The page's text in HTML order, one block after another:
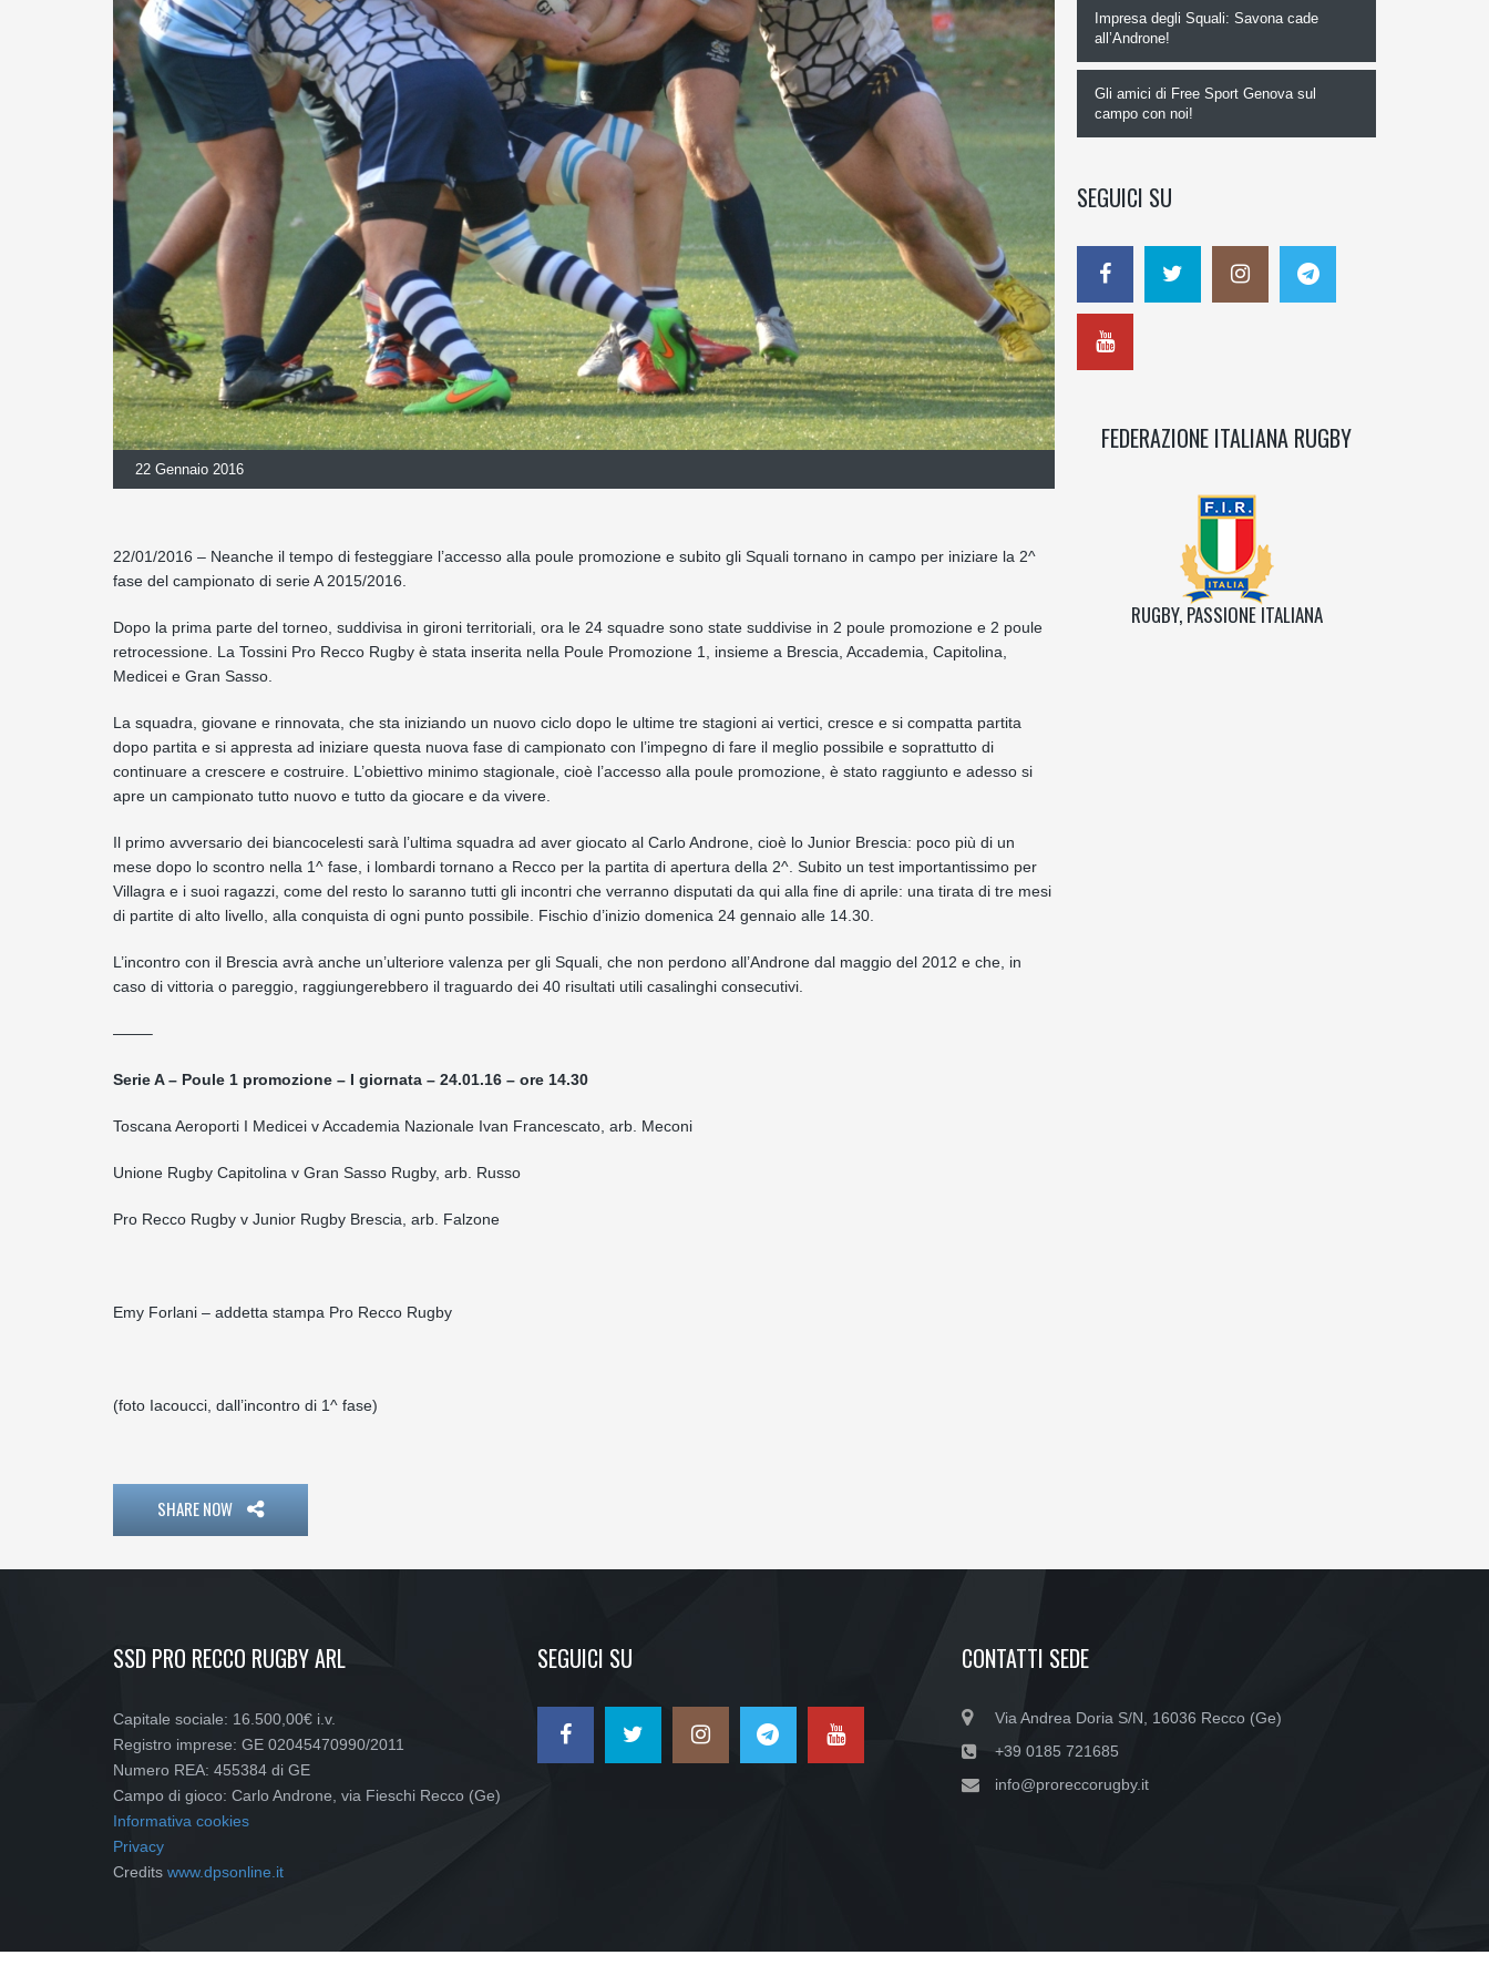
22 Gennaio 2016
22/01/2016 – Neanche il tempo di festeggiare l’accesso alla poule promozione e subito gli Squali tornano in campo per iniziare la 2^
fase del campionato di serie A 2015/2016.
Dopo la prima parte del torneo, suddivisa in gironi territoriali, ora le 24 squadre sono state suddivise in 2 poule promozione e 2 poule
retrocessione. La Tossini Pro Recco Rugby è stata inserita nella Poule Promozione 1, insieme a Brescia, Accademia, Capitolina,
Medicei e Gran Sasso.
La squadra, giovane e rinnovata, che sta iniziando un nuovo ciclo dopo le ultime tre stagioni ai vertici, cresce e si compatta partita
dopo partita e si appresta ad iniziare questa nuova fase di campionato con l’impegno di fare il meglio possibile e soprattutto di
continuare a crescere e costruire. L’obiettivo minimo stagionale, cioè l’accesso alla poule promozione, è stato raggiunto e adesso si
apre un campionato tutto nuovo e tutto da giocare e da vivere.
Il primo avversario dei biancocelesti sarà l’ultima squadra ad aver giocato al Carlo Androne, cioè lo Junior Brescia: poco più di un
mese dopo lo scontro nella 1^ fase, i lombardi tornano a Recco per la partita di apertura della 2^. Subito un test importantissimo per
Villagra e i suoi ragazzi, come del resto lo saranno tutti gli incontri che verranno disputati da qui alla fine di aprile: una tirata di tre mesi
di partite di alto livello, alla conquista di ogni punto possibile. Fischio d’inizio domenica 24 gennaio alle 14.30.
L’incontro con il Brescia avrà anche un’ulteriore valenza per gli Squali, che non perdono all’Androne dal maggio del 2012 e che, in
caso di vittoria o pareggio, raggiungerebbero il traguardo dei 40 risultati utili casalinghi consecutivi.
——–
Serie A – Poule 1 promozione – I giornata – 24.01.16 – ore 14.30
Toscana Aeroporti I Medicei v Accademia Nazionale Ivan Francescato, arb. Meconi
Unione Rugby Capitolina v Gran Sasso Rugby, arb. Russo
Pro Recco Rugby v Junior Rugby Brescia, arb. Falzone
Emy Forlani – addetta stampa Pro Recco Rugby
(foto Iacoucci, dall’incontro di 1^ fase)
SHARE NOW
Impresa degli Squali: Savona cade
all’Androne!
Gli amici di Free Sport Genova sul
campo con noi!
SEGUICI SU
FEDERAZIONE ITALIANA RUGBY
RUGBY, PASSIONE ITALIANA
SSD PRO RECCO RUGBY ARL
Capitale sociale: 16.500,00€ i.v.
Registro imprese: GE 02045470990/2011
Numero REA: 455384 di GE
Campo di gioco: Carlo Androne, via Fieschi Recco (Ge)
Informativa cookies
Privacy
Credits www.dpsonline.it
SEGUICI SU CONTATTI SEDE
Via Andrea Doria S/N, 16036 Recco (Ge)
+39 0185 721685
info@proreccorugby.it